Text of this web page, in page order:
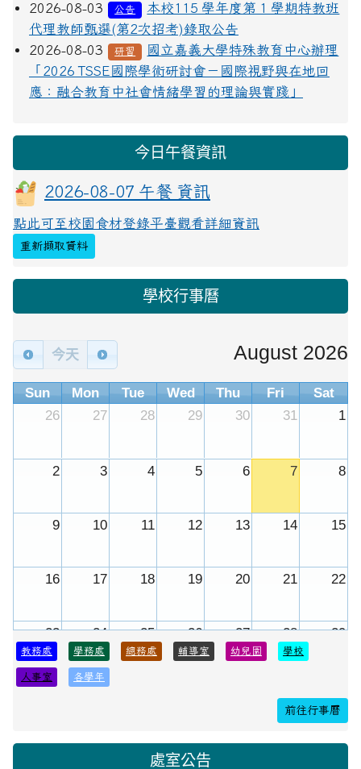
2026-08-03 公告
本校115 學年度第 1 學期特教班
代理教師甄選(第2次招考)錄取公告
2026-08-03 研習
國立嘉義大學特殊教育中心辦理
「2026 TSSE國際學術研討會－國際視野與在地回
應：融合教育中社會情緒學習的理論與實踐」
今日午餐資訊
2026-08-07 午餐 資訊
點此可至校園食材登錄平臺觀看詳細資訊
重新擷取資料
學校行事曆
今天 August 2026
Sun Mon Tue Wed Thu Fri
Sat
26
27 28 29 30 31 1
2 3 4 5 6 7 8
9 10 11 12 13 14 15
16 17 18 19 20 21 22
23 24 25 26 27 28 29
30 31
教務處 學務處 總務處 輔導室 幼兒園 學校
人事室 各學年
前往行事曆
處室公告